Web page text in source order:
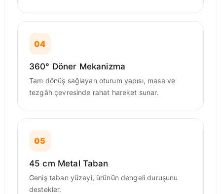
04
360° Döner Mekanizma
Tam dönüş sağlayan oturum yapısı, masa ve
tezgâh çevresinde rahat hareket sunar.
05
45 cm Metal Taban
Geniş taban yüzeyi, ürünün dengeli duruşunu
destekler.